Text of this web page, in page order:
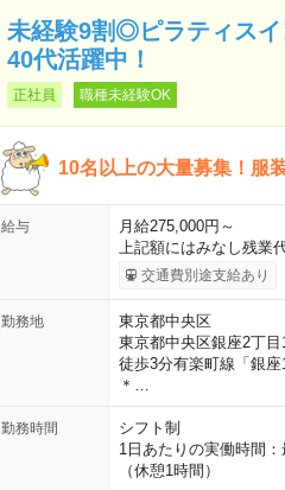
未経験9割◎ピラティスイ
40代活躍中！
正社員 職種未経験OK
10名以上の大量募集！服
給与
月給275,000円～
上記額にはみなし残
交通費別途支給あり
勤務地
東京都中央区
東京都中央区銀座2丁
徒歩3分有楽町線「銀
＊…
勤務時間
シフト制
1日あたりの実働時間
（休憩1時間）